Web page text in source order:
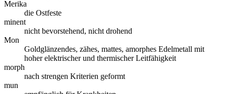
Merika
die Ostfeste
minent
nicht bevorstehend, nicht drohend
Mon
Goldglänzendes, zähes, mattes, amorphes Edelmetall mit
hoher elektrischer und thermischer Leitfähigkeit
morph
nach strengen Kriterien geformt
mun